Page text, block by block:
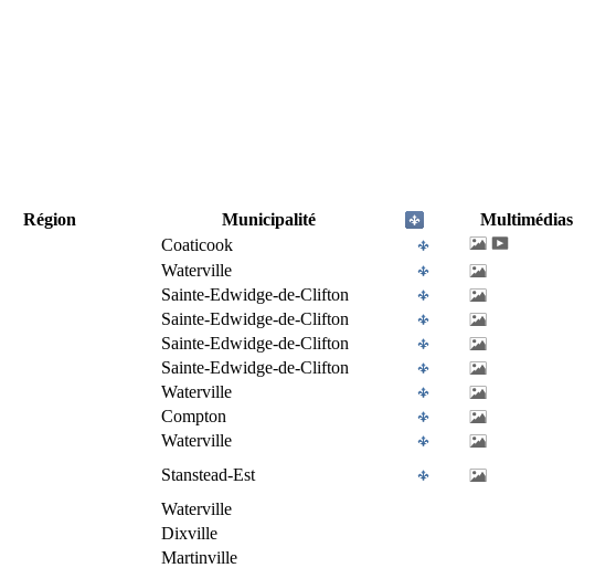
Région Municipalité
Multimédias
Coaticook
Waterville
Sainte-Edwidge-de-Clifton
Sainte-Edwidge-de-Clifton
Sainte-Edwidge-de-Clifton
Sainte-Edwidge-de-Clifton
Waterville
Compton
Waterville
Stanstead-Est
Waterville
Dixville
Martinville